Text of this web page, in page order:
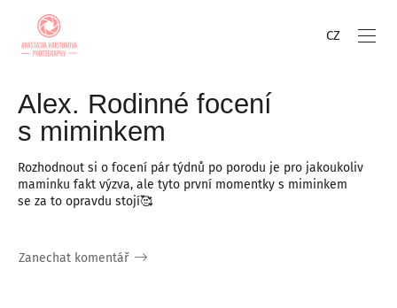
CZ
Alex. Rodinné focení
s miminkem
Rozhodnout si o focení pár týdnů po porodu je pro jakoukoliv
maminku fakt výzva, ale tyto první momentky s miminkem
se za to opravdu stojí🥰
Zanechat komentář